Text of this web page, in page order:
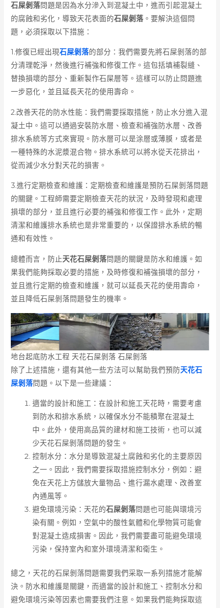
石屎剝落問題是因為水分滲入到混凝土中，進而引起混凝土
的腐蝕和劣化，導致天花表面的石屎剝落 。要解決這個問
題，必須採取以下措施：
1.修復已經出現石屎剝落的部分：我們需要先將石屎剝落的部
分清理乾淨，然後進行補強和修復工作。這包括填補裂縫、
替換損壞的部分、重新製作石屎層等。這樣可以防止問題進
一步惡化，並且延長天花的使用壽命。
2.改善天花的防水性能：我們需要採取措施，防止水分進入混
凝土中。這可以通過安裝防水層、檢查和補強防水層、改善
排水系統等方式來實現。防水層可以是涂層或薄膜，或者是
一種特殊的水泥漿混合物。排水系統可以將水從天花排出，
從而減少水分對天花的損害。
3.進行定期檢查和維護：定期檢查和維護是預防石屎剝落問題
的關鍵。工程師需要定期檢查天花的狀況，及時發現和處理
損壞的部分，並且進行必要的補強和修復工作。此外，定期
清潔和維護排水系統也是非常重要的，以保證排水系統的暢
通和有效性。
總體而言，防止天花石屎剝落問題的關鍵是防水和維護。如
果我們能夠採取必要的措施，及時修復和補強損壞的部分，
並且進行定期的檢查和維護，就可以延長天花的使用壽命，
並且降低石屎剝落問題發生的機率。
地台起底防水工程 天花石屎剝落 石屎剝落
除了上述措施，還有其他一些方法可以幫助我們預防天花石
屎剝落問題。以下是一些建議：
適當的設計和施工：在設計和施工天花時，需要考慮
到防水和排水系統，以確保水分不能積聚在混凝土
中。此外，使用高品質的建材和施工技術，也可以減
少天花石屎剝落問題的發生。
控制水分：水分是導致混凝土腐蝕和劣化的主要原因
之一。因此，我們需要採取措施控制水分，例如：避
免在天花上方儲放大量物品、進行漏水處理、改善室
內通風等。
避免環境污染：天花的石屎剝落問題也可能與環境污
染有關。例如，空氣中的酸性氣體和化學物質可能會
對混凝土造成損害。因此，我們需要盡可能避免環境
污染，保持室內和室外環境清潔和衛生。
總之，天花的石屎剝落問題需要我們采取一系列措施才能解
決。防水和維護是關鍵，而適當的設計和施工、控制水分和
避免環境污染等因素也需要我們注意。如果我們能夠採取這